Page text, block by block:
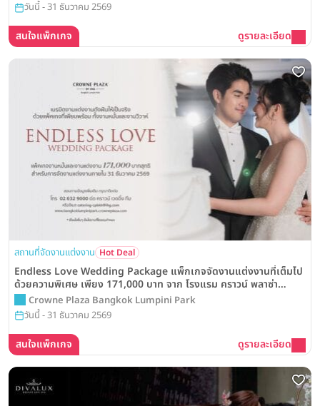
วันนี้ - 31 ธันวาคม 2569
สนใจแพ็กเกจ ดูรายละเอียด
สถานที่จัดงานแต่งงาน Hot Deal
Endless Love Wedding Package แพ็กเกจจัดงานแต่งงานที่เต็มไป
ด้วยความพิเศษ เพียง 171,000 บาท จาก โรงแรม คราวน์ พลาซ่า
กรุงเทพฯ ลุมพินี พาร์ค
Crowne Plaza Bangkok Lumpini Park
วันนี้ - 31 ธันวาคม 2569
สนใจแพ็กเกจ ดูรายละเอียด